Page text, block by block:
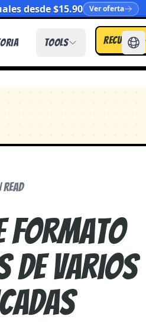
desde $15.90 Ver oferta
Tools Recursos
read
formato
de varios